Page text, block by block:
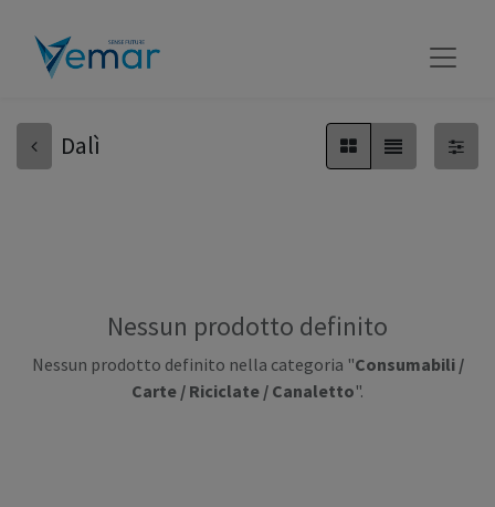
Dalì
Nessun prodotto definito
Nessun prodotto definito nella categoria "Consumabili /
Carte / Riciclate / Canaletto".